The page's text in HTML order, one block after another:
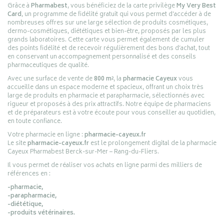
Grâce àPharmabest, vous bénéficiez de la carte privilègeMy Very Best
Card, un programme de fidélité gratuit qui vous permet d’accéder à de
nombreuses offres sur une large sélection de produits cosmétiques,
dermo-cosmétiques, diététiques et bien-être, proposés par les plus
grands laboratoires. Cette carte vous permet également de cumuler
des points fidélité et de recevoir régulièrement des bons d’achat, tout
en conservant un accompagnement personnalisé et des conseils
pharmaceutiques de qualité.
Avec une surface de vente de800 m², lapharmacie Cayeuxvous
accueille dans un espace moderne et spacieux, offrant un choix très
large de produits en pharmacie et parapharmacie, sélectionnés avec
rigueur et proposés à des prix attractifs. Notre équipe de pharmaciens
et de préparateurs est à votre écoute pour vous conseiller au quotidien,
en toute confiance.
Votre pharmacie en ligne :pharmacie-cayeux.fr
Le sitepharmacie-cayeux.frest le prolongement digital de la pharmacie
Cayeux Pharmabest Berck-sur-Mer – Rang-du-Fliers.
Il vous permet de réaliser vos achats en ligne parmi des milliers de
références en :
-pharmacie,
-parapharmacie,
-diététique,
-produits vétérinaires.